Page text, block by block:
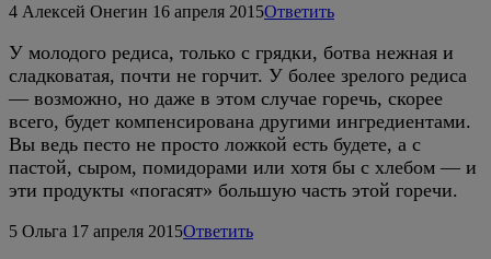
4 Алексей Онегин 16 апреля 2015Ответить
У молодого редиса, только с грядки, ботва нежная и
сладковатая, почти не горчит. У более зрелого редиса
— возможно, но даже в этом случае горечь, скорее
всего, будет компенсирована другими ингредиентами.
Вы ведь песто не просто ложкой есть будете, а с
пастой, сыром, помидорами или хотя бы с хлебом — и
эти продукты «погасят» большую часть этой горечи.
5 Ольга 17 апреля 2015Ответить